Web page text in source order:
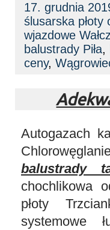
17. grudnia
ślusarska
wjazdowe
balustrady Piła,
ceny,
Autogazach
balustrady
chochlikowa
płoty
systemowe